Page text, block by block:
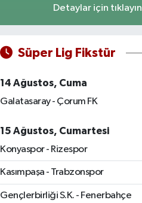
Detaylar için tıklayın
Süper Lig Fikstür
14 Ağustos, Cuma
Galatasaray - Çorum FK
15 Ağustos, Cumartesi
Konyaspor - Rizespor
Kasımpaşa - Trabzonspor
Gençlerbirliği S.K. - Fenerbahçe